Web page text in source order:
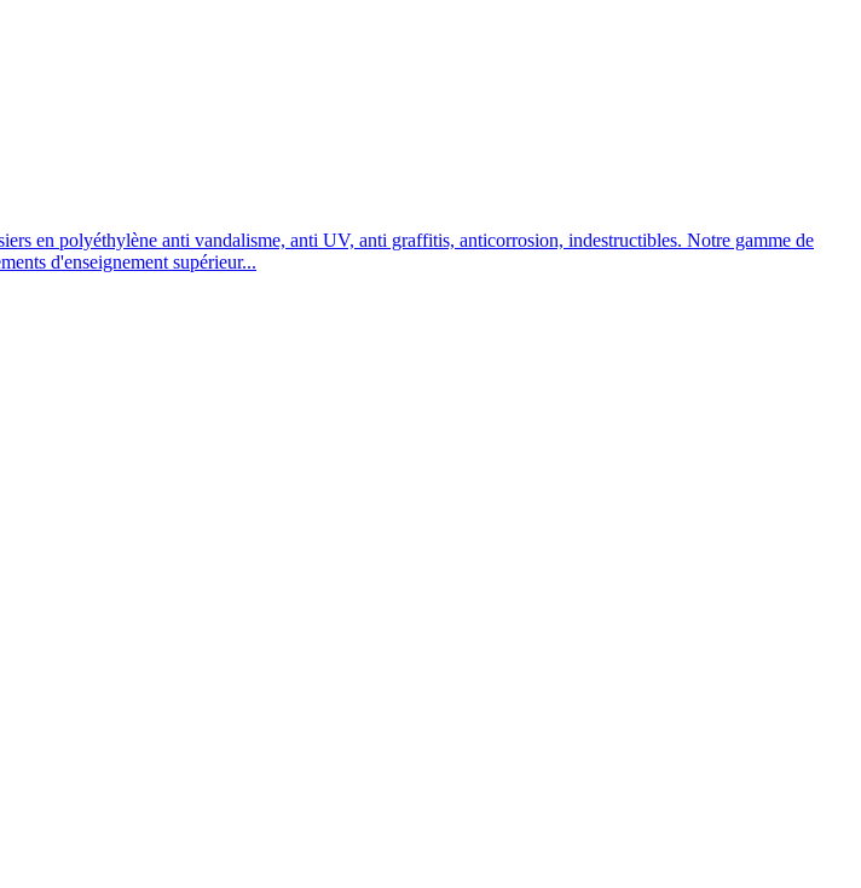
en polyéthylène anti vandalisme, anti UV, anti graffitis, anticorrosion, indestructibles. Notre gamme de
d'enseignement supérieur...